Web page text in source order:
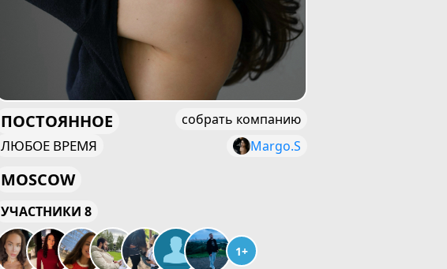
ПОСТОЯННОЕ
ЛЮБОЕ ВРЕМЯ
собрать компанию
Margo.S
MOSCOW
УЧАСТНИКИ 8
1+